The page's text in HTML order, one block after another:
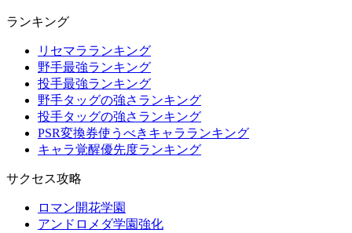
ランキング
リセマラランキング
野手最強ランキング
投手最強ランキング
野手タッグの強さランキング
投手タッグの強さランキング
PSR変換券使うべきキャラランキング
キャラ覚醒優先度ランキング
サクセス攻略
ロマン開花学園
アンドロメダ学園強化